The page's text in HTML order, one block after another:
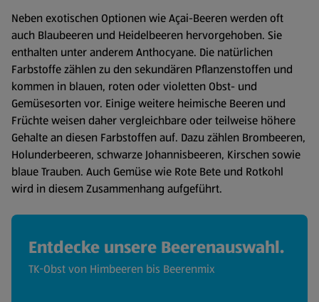
Neben exotischen Optionen wie Açai-Beeren werden oft
auch Blaubeeren und Heidelbeeren hervorgehoben. Sie
enthalten unter anderem Anthocyane. Die natürlichen
Farbstoffe zählen zu den sekundären Pflanzenstoffen und
kommen in blauen, roten oder violetten Obst- und
Gemüsesorten vor. Einige weitere heimische Beeren und
Früchte weisen daher vergleichbare oder teilweise höhere
Gehalte an diesen Farbstoffen auf. Dazu zählen Brombeeren,
Holunderbeeren, schwarze Johannisbeeren, Kirschen sowie
blaue Trauben. Auch Gemüse wie Rote Bete und Rotkohl
wird in diesem Zusammenhang aufgeführt.
Entdecke unsere Beerenauswahl.
TK-Obst von Himbeeren bis Beerenmix